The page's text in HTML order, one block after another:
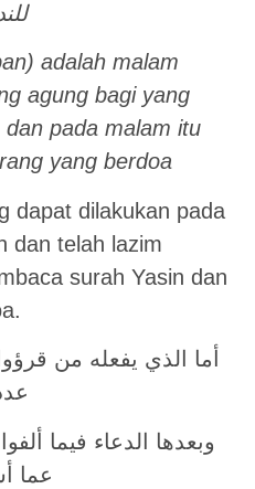
adalah malam
agung bagi yang
pada malam itu
yang berdoa
dapat dilakukan pada
dan telah lazim
surah Yasin dan
أما الذي يفعله من
وبعدها الدعاء فيما
عما